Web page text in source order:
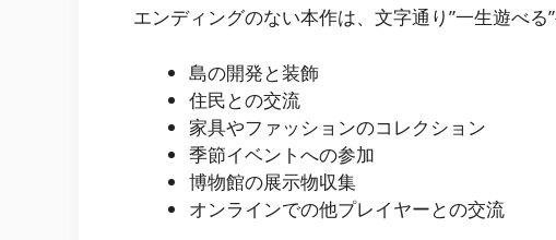
エンディングのない本作は、文字通り”一生遊べる
島の開発と装飾
住民との交流
家具やファッションのコレクション
季節イベントへの参加
博物館の展示物収集
オンラインでの他プレイヤーとの交流